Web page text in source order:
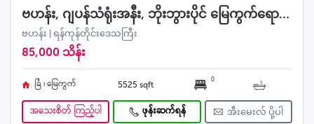
ဗဟန်း, ဂျပန်သံရုံးအနီး, ဘိုးဘွားပိုင် မြေကွက်ရောင်းမည်
ဗဟန်း | ရန်ကုန်တိုင်းဒေသကြီး
85,000 သိန်း
ခြံ ၊ မြေကွက် 5525 sqft 0
အသေးစိတ် ကြည့်ပါ ဖုန်းဆက်ရန် အီးမေးလ် ပို့ပါ